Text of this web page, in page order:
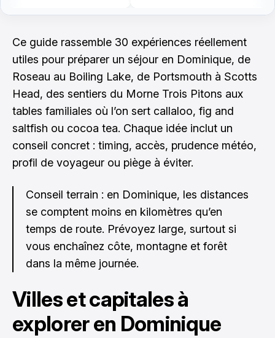
Ce guide rassemble 30 expériences réellement
utiles pour préparer un séjour en Dominique, de
Roseau au Boiling Lake, de Portsmouth à Scotts
Head, des sentiers du Morne Trois Pitons aux
tables familiales où l’on sert callaloo, fig and
saltfish ou cocoa tea. Chaque idée inclut un
conseil concret : timing, accès, prudence météo,
profil de voyageur ou piège à éviter.
Conseil terrain : en Dominique, les distances
se comptent moins en kilomètres qu’en
temps de route. Prévoyez large, surtout si
vous enchaînez côte, montagne et forêt
dans la même journée.
Villes et capitales à
explorer en Dominique